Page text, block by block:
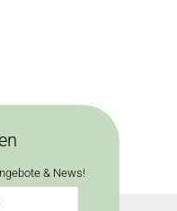
& News!